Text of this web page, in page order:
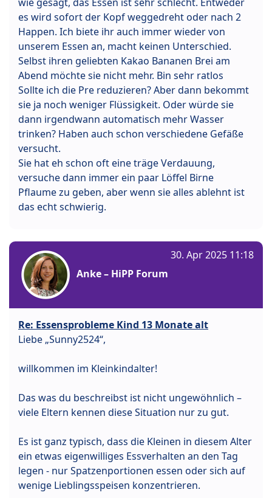
wie gesagt, das Essen ist sehr schlecht. Entweder
es wird sofort der Kopf weggedreht oder nach 2
Happen. Ich biete ihr auch immer wieder von
unserem Essen an, macht keinen Unterschied.
Selbst ihren geliebten Kakao Bananen Brei am
Abend möchte sie nicht mehr. Bin sehr ratlos
Sollte ich die Pre reduzieren? Aber dann bekommt
sie ja noch weniger Flüssigkeit. Oder würde sie
dann irgendwann automatisch mehr Wasser
trinken? Haben auch schon verschiedene Gefäße
versucht.
Sie hat eh schon oft eine träge Verdauung,
versuche dann immer ein paar Löffel Birne
Pflaume zu geben, aber wenn sie alles ablehnt ist
das echt schwierig.
Anke – HiPP Forum
30. Apr 2025 11:18
Re: Essensprobleme Kind 13 Monate alt
Liebe „Sunny2524“,
willkommen im Kleinkindalter!
Das was du beschreibst ist nicht ungewöhnlich –
viele Eltern kennen diese Situation nur zu gut.
Es ist ganz typisch, dass die Kleinen in diesem Alter
ein etwas eigenwilliges Essverhalten an den Tag
legen - nur Spatzenportionen essen oder sich auf
wenige Lieblingsspeisen konzentrieren.